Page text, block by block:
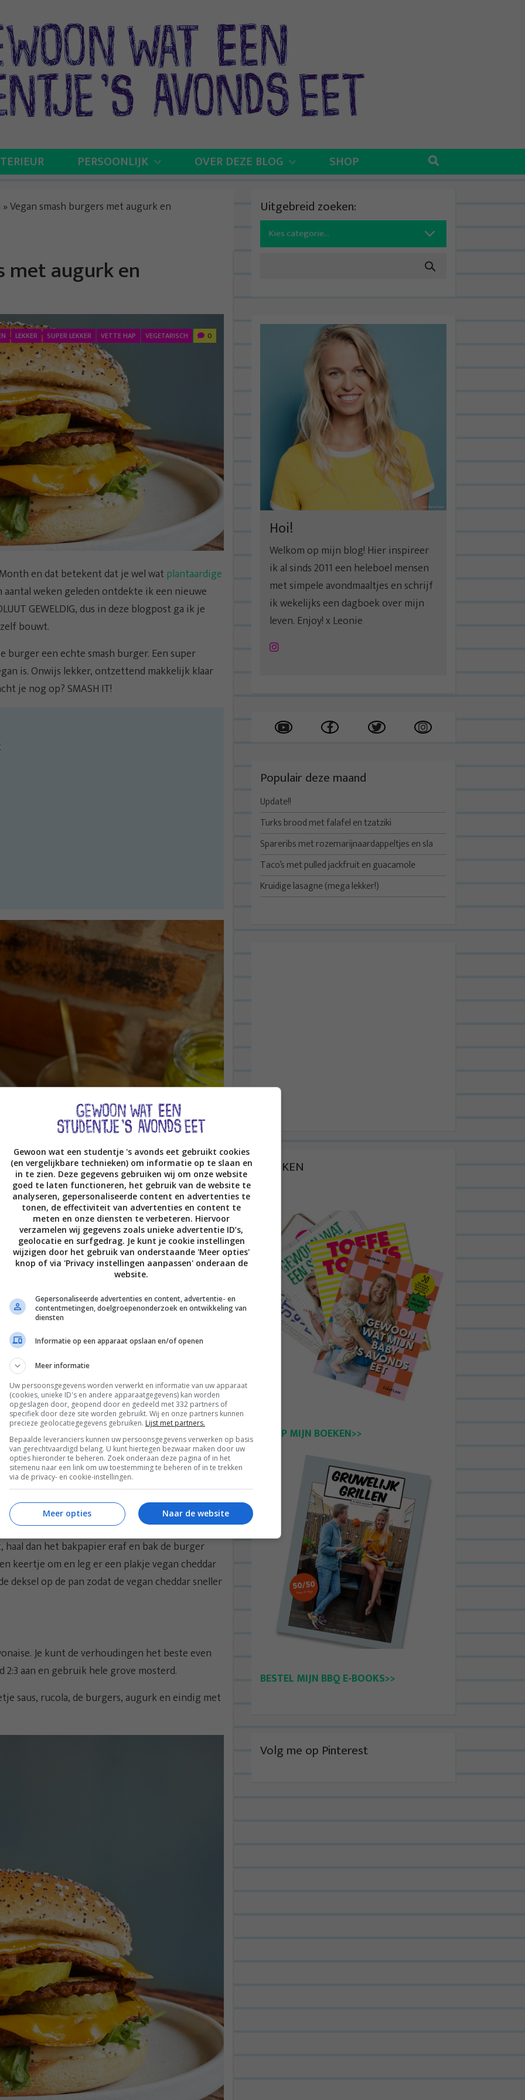
PERSOONLIJK OVER DEZE BLOG SHOP
»Vegan smash burgers met augurk en
met augurk en
LEKKER SUPER LEKKER VETTE HAP VEGETARISCH 0
en dat betekent dat je wel wat plantaardige
weken geleden ontdekte ik een nieuwe
GEWELDIG, dus in deze blogpost ga ik je
bouwt.
burger een echte smash burger. Een super
is. Onwijs lekker, ontzettend makkelijk klaar
je nog op? SMASH IT!
gr. Verhit een beetje olie in de pan en leg een
Doe er een stukje bakpapier op en druk het
dan het bakpapier eraf en bak de burger
keertje om en leg er een plakje vegan cheddar
deksel op de pan zodat de vegan cheddar sneller
Je kunt de verhoudingen het beste even
aan en gebruik hele grove mosterd.
saus, rucola, de burgers, augurk en eindig met
Uitgebreid zoeken:
Search
for:
Hoi!
Welkom op mijn blog! Hier inspireer
ik al sinds 2011 een heleboel mensen
met simpele avondmaaltjes en schrijf
ik wekelijks een dagboek over mijn
leven. Enjoy! x Leonie
Instagram
Populair deze maand
Update!!
Turks brood met falafel en tzatziki
Spareribs met rozemarijnaardappeltjes en sla
Taco’s met pulled jackfruit en guacamole
Kruidige lasagne (mega lekker!)
BOEKEN
KOOP MIJN BOEKEN>>
BESTEL MIJN BBQ E-BOOKS>>
Volg me op Pinterest
Gewoon wat een studentje 's avonds eet gebruikt cookies
(en vergelijkbare technieken) om informatie op te slaan en
in te zien. Deze gegevens gebruiken wij om onze website
goed te laten functioneren, het gebruik van de website te
analyseren, gepersonaliseerde content en advertenties te
tonen, de effectiviteit van advertenties en content te
meten en onze diensten te verbeteren. Hiervoor
verzamelen wij gegevens zoals unieke advertentie ID’s,
geolocatie en surfgedrag. Je kunt je cookie instellingen
wijzigen door het gebruik van onderstaande 'Meer opties'
knop of via 'Privacy instellingen aanpassen' onderaan de
website.
Gepersonaliseerde advertenties en content, advertentie- en
contentmetingen, doelgroepenonderzoek en ontwikkeling van
diensten
Informatie op een apparaat opslaan en/of openen
Meer informatie
Uw persoonsgegevens worden verwerkt en informatie van uw apparaat
(cookies, unieke ID's en andere apparaatgegevens) kan worden
opgeslagen door, geopend door en gedeeld met 332 partners of
specifiek door deze site worden gebruikt. Wij en onze partners kunnen
precieze geolocatiegegevens gebruiken. Lijst met partners.
Bepaalde leveranciers kunnen uw persoonsgegevens verwerken op basis
van gerechtvaardigd belang. U kunt hiertegen bezwaar maken door uw
opties hieronder te beheren. Zoek onderaan deze pagina of in het
sitemenu naar een link om uw toestemming te beheren of in te trekken
via de privacy- en cookie-instellingen.
Naar de website
Meer opties